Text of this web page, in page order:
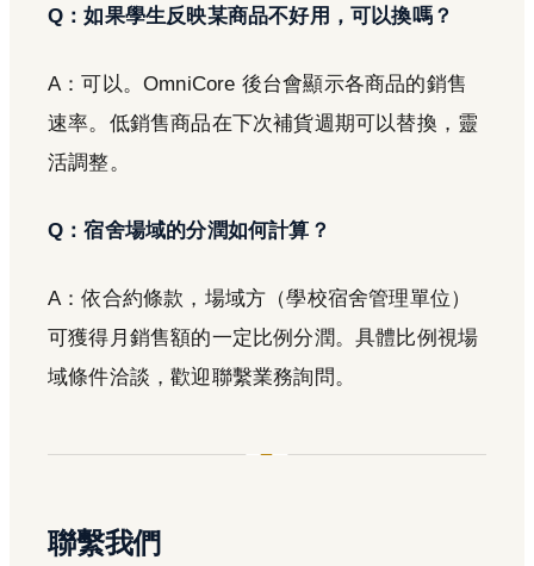
Q：如果學生反映某商品不好用，可以換嗎？
A：可以。OmniCore 後台會顯示各商品的銷售
速率。低銷售商品在下次補貨週期可以替換，靈
活調整。
Q：宿舍場域的分潤如何計算？
A：依合約條款，場域方（學校宿舍管理單位）
可獲得月銷售額的一定比例分潤。具體比例視場
域條件洽談，歡迎聯繫業務詢問。
聯繫我們